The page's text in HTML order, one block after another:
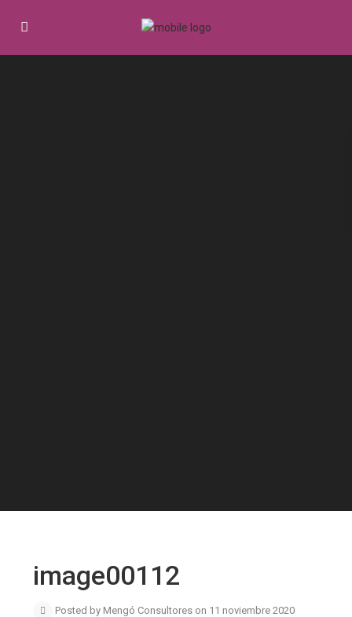
image00112
Posted by Mengó Consultores on 11 noviembre 2020